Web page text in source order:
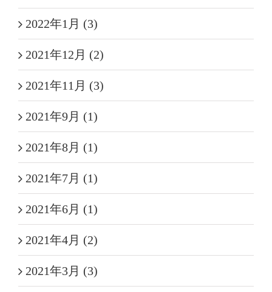
2022年1月 (3)
2021年12月 (2)
2021年11月 (3)
2021年9月 (1)
2021年8月 (1)
2021年7月 (1)
2021年6月 (1)
2021年4月 (2)
2021年3月 (3)